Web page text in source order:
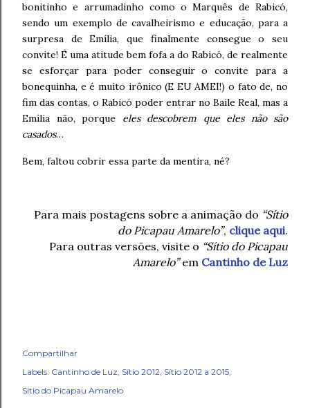
bonitinho e arrumadinho como o Marquês de Rabicó,
sendo um exemplo de cavalheirismo e educação, para a
surpresa de Emília, que finalmente consegue o seu
convite! É uma atitude bem fofa a do Rabicó, de realmente
se esforçar para poder conseguir o convite para a
bonequinha, e é muito irônico (E EU AMEI!) o fato de, no
fim das contas, o Rabicó poder entrar no Baile Real, mas a
Emília não, porque eles descobrem que eles não são
casados…
Bem, faltou cobrir essa parte da mentira, né?
Para mais postagens sobre a animação do “Sítio
do Picapau Amarelo”, clique aqui.
Para outras versões, visite o “Sítio do Picapau
Amarelo”em Cantinho de Luz
Compartilhar
Labels: Cantinho de Luz Sítio 2012 Sítio 2012 a 2015
Sítio do Picapau Amarelo